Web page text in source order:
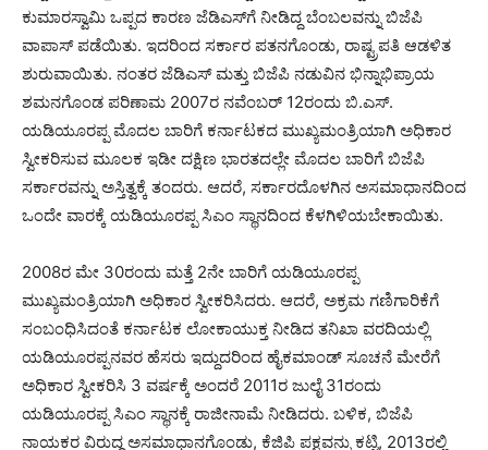
ಕುಮಾರಸ್ವಾಮಿ ಒಪ್ಪದ ಕಾರಣ ಜೆಡಿಎಸ್​ಗೆ ನೀಡಿದ್ದ ಬೆಂಬಲವನ್ನು ಬಿಜೆಪಿ
ವಾಪಾಸ್ ಪಡೆಯಿತು. ಇದರಿಂದ ಸರ್ಕಾರ ಪತನಗೊಂಡು, ರಾಷ್ಟ್ರಪತಿ ಆಡಳಿತ
ಶುರುವಾಯಿತು. ನಂತರ ಜೆಡಿಎಸ್ ಮತ್ತು ಬಿಜೆಪಿ ನಡುವಿನ ಭಿನ್ನಾಭಿಪ್ರಾಯ
ಶಮನಗೊಂಡ ಪರಿಣಾಮ 2007ರ ನವೆಂಬರ್ 12ರಂದು ಬಿ.ಎಸ್.
ಯಡಿಯೂರಪ್ಪ ಮೊದಲ ಬಾರಿಗೆ ಕರ್ನಾಟಕದ ಮುಖ್ಯಮಂತ್ರಿಯಾಗಿ ಅಧಿಕಾರ
ಸ್ವೀಕರಿಸುವ ಮೂಲಕ ಇಡೀ ದಕ್ಷಿಣ ಭಾರತದಲ್ಲೇ ಮೊದಲ ಬಾರಿಗೆ ಬಿಜೆಪಿ
ಸರ್ಕಾರವನ್ನು ಅಸ್ತಿತ್ವಕ್ಕೆ ತಂದರು. ಆದರೆ, ಸರ್ಕಾರದೊಳಗಿನ ಅಸಮಾಧಾನದಿಂದ
ಒಂದೇ ವಾರಕ್ಕೆ ಯಡಿಯೂರಪ್ಪ ಸಿಎಂ ಸ್ಥಾನದಿಂದ ಕೆಳಗಿಳಿಯಬೇಕಾಯಿತು.
2008ರ ಮೇ 30ರಂದು ಮತ್ತೆ 2ನೇ ಬಾರಿಗೆ ಯಡಿಯೂರಪ್ಪ
ಮುಖ್ಯಮಂತ್ರಿಯಾಗಿ ಅಧಿಕಾರ ಸ್ವೀಕರಿಸಿದರು. ಆದರೆ, ಅಕ್ರಮ ಗಣಿಗಾರಿಕೆಗೆ
ಸಂಬಂಧಿಸಿದಂತೆ ಕರ್ನಾಟಕ ಲೋಕಾಯುಕ್ತ ನೀಡಿದ ತನಿಖಾ ವರದಿಯಲ್ಲಿ
ಯಡಿಯೂರಪ್ಪನವರ ಹೆಸರು ಇದ್ದುದರಿಂದ ಹೈಕಮಾಂಡ್ ಸೂಚನೆ ಮೇರೆಗೆ
ಅಧಿಕಾರ ಸ್ವೀಕರಿಸಿ 3 ವರ್ಷಕ್ಕೆ ಅಂದರೆ 2011ರ ಜುಲೈ 31ರಂದು
ಯಡಿಯೂರಪ್ಪ ಸಿಎಂ ಸ್ಥಾನಕ್ಕೆ ರಾಜೀನಾಮೆ ನೀಡಿದರು. ಬಳಿಕ, ಬಿಜೆಪಿ
ನಾಯಕರ ವಿರುದ್ಧ ಅಸಮಾಧಾನಗೊಂಡು, ಕೆಜಿಪಿ ಪಕ್ಷವನ್ನು ಕಟ್ಟಿ, 2013ರಲ್ಲಿ